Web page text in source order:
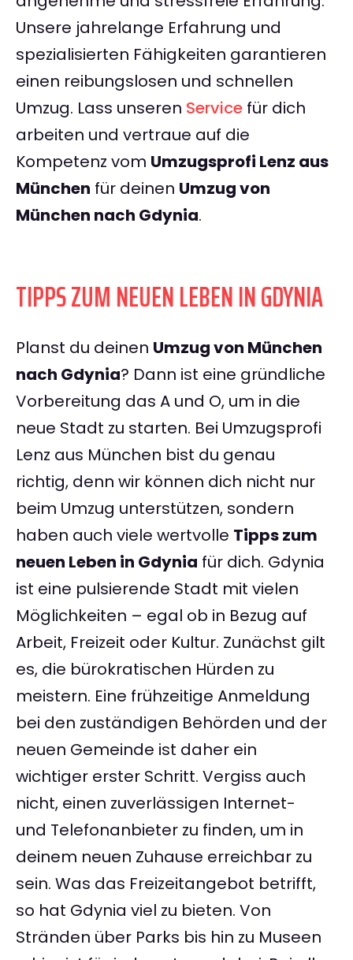
Unsere jahrelange Erfahrung und
spezialisierten Fähigkeiten garantieren
einen reibungslosen und schnellen
Umzug. Lass unseren Service für dich
arbeiten und vertraue auf die
Kompetenz vom Umzugsprofi Lenz aus
München für deinen Umzug von
München nach Gdynia.
TIPPS ZUM NEUEN LEBEN IN GDYNIA
Planst du deinen Umzug von München
nach Gdynia? Dann ist eine gründliche
Vorbereitung das A und O, um in die
neue Stadt zu starten. Bei Umzugsprofi
Lenz aus München bist du genau
richtig, denn wir können dich nicht nur
beim Umzug unterstützen, sondern
haben auch viele wertvolle Tipps zum
neuen Leben in Gdynia für dich. Gdynia
ist eine pulsierende Stadt mit vielen
Möglichkeiten – egal ob in Bezug auf
Arbeit, Freizeit oder Kultur. Zunächst gilt
es, die bürokratischen Hürden zu
meistern. Eine frühzeitige Anmeldung
bei den zuständigen Behörden und der
neuen Gemeinde ist daher ein
wichtiger erster Schritt. Vergiss auch
nicht, einen zuverlässigen Internet-
und Telefonanbieter zu finden, um in
deinem neuen Zuhause erreichbar zu
sein. Was das Freizeitangebot betrifft,
so hat Gdynia viel zu bieten. Von
Stränden über Parks bis hin zu Museen